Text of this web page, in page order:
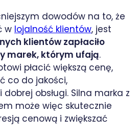
dowodów na to, że
w lojalność klientów, jest
klientów zapłaciło
marek, którym ufają.
płacić większą cenę,
co do jakości,
obsługi. Silna marka z
może więc skutecznie
cenową i zwiększać